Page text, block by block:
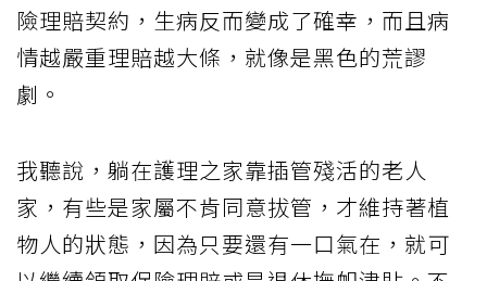
險理賠契約，生病反而變成了確幸，而且病
情越嚴重理賠越大條，就像是黑色的荒謬
劇。
我聽說，躺在護理之家靠插管殘活的老人
家，有些是家屬不肯同意拔管，才維持著植
物人的狀態，因為只要還有一口氣在，就可